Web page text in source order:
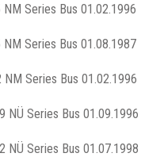
Series Bus 01.02.1996
Series Bus 01.08.1987
Series Bus 01.02.1996
NÜ Series Bus 01.09.1996
NÜ Series Bus 01.07.1998